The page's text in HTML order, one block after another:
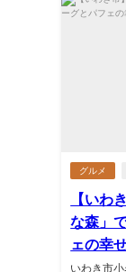
グルメ
【いわ
な森」
ェの幸
いわき市